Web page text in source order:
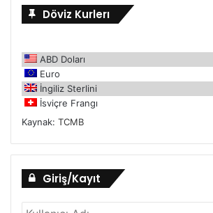
Döviz Kurlerı
ABD Doları
Euro
İngiliz Sterlini
İsviçre Frangı
Kaynak: TCMB
Giriş/Kayıt